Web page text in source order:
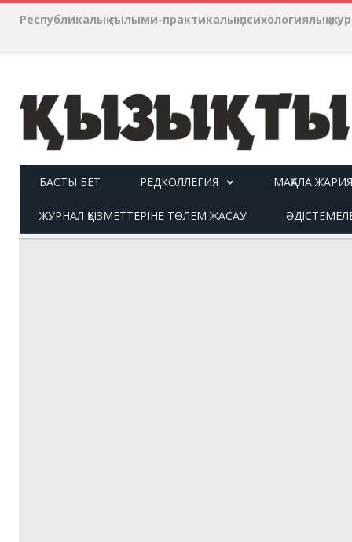
Республикалық ғылыми-практикалық психологиялық
БАСТЫ БЕТ РЕДКОЛЛЕГИЯ МАҚАЛА
ЖУРНАЛ ҚЫЗМЕТТЕРІНЕ ТӨЛЕМ ЖАСАУ